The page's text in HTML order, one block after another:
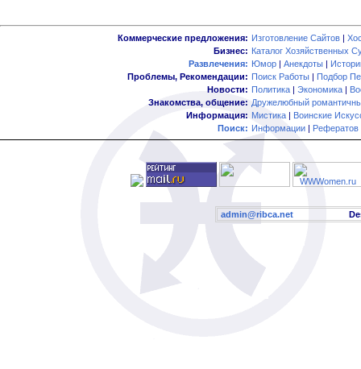
Коммерческие предложения: Изготовление Сайтов |
Бизнес: Каталог Хозяйственных
Развлечения: Юмор | Анекдоты |
Проблемы, Рекомендации: Поиск Работы | Подбор
Новости: Политика | Экономика |
Знакомства, общение: Дружелюбный
Информация: Мистика | Воинские
Поиск: Информации | Рефератов
admin@ribca.net